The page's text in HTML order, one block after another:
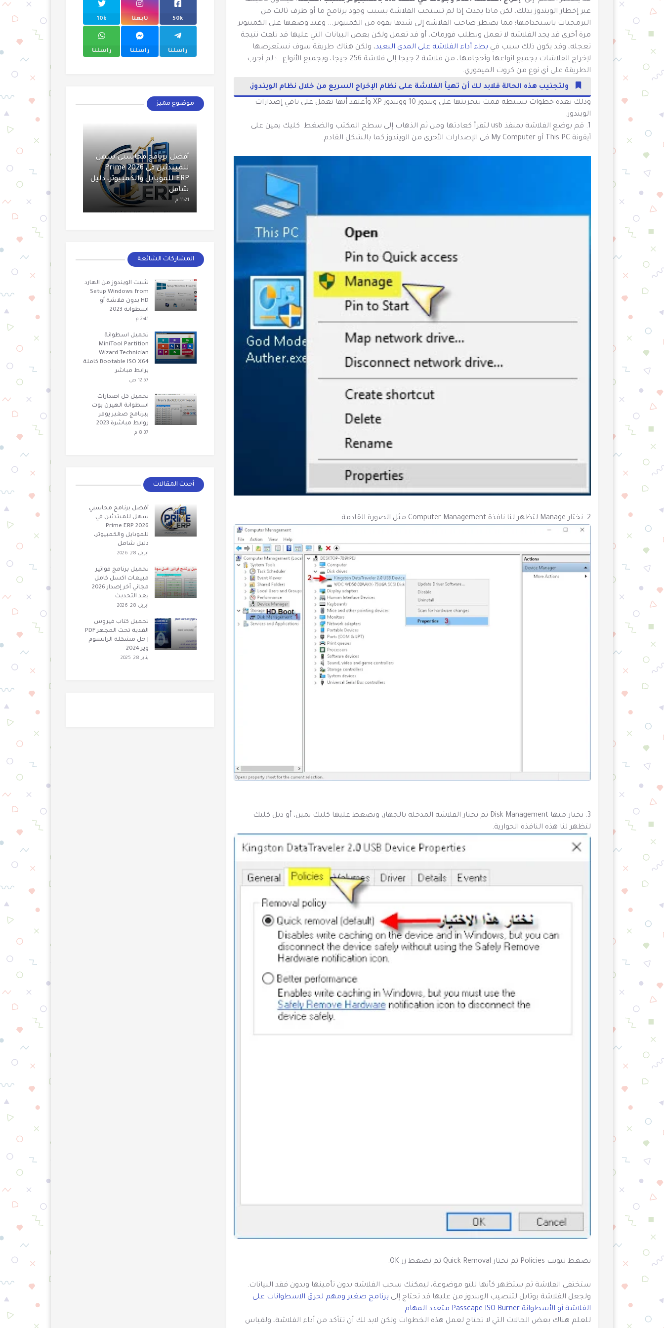
عبر إخطار الويندوز بذلك، لكن ماذا يحدث إذا لم تستجب الفلاشة بسبب وجود برنامج ما أو طرف ثالث من
البرمجيات باستخدامها؛ مما يضطر صاحب الفلاشة إلى شدها بقوة من الكمبيوتر... وعند وضعها على الكمبيوتر
مرة أخرى قد يجد الفلاشة لا تعمل وتطلب فورمات، أو قد تعمل ولكن بعض البيانات التي عليها قد تلفت نتيجة
تعجله، وقد يكون ذلك سبب في بطء أداء الفلاشة على المدى البعيد، ولكن هناك طريقة سوف نستعرضها
لإخراج الفلاشات بجميع انواعها وأحجامها، من فلاشة 2 جيجا إلى فلاشة 256 جيجا، وبجميع الأنواع...؛ لم أجرب
الطريقة على أي نوع من كروت الميموري.
ولتجنيب هذه الحالة فلابد لك أن تهيأ الفلاشة على نظام الإخراج السريع من خلال نظام الويندوز.
وذلك بعدة خطوات بسيطة قمت بتجربتها على ويندوز 10 وويندوز XP وأعتقد أنها تعمل على باقي إصدارات
الويندوز.
1. قم بوضع الفلاشة بمنفذ usb لتقرأ كعادتها ومن ثم الذهاب إلى سطح المكتب والضغط كليك يمين على
أيقونة This PC أو My Computer في الإصدارات الأخرى من الويندوز كما بالشكل القادم.
2. نختار Manage لتظهر لنا نافذة Computer Management مثل الصورة القادمة.
3. نختار منها Disk Management ثم نختار الفلاشة المدخلة بالجهاز، ونضغط عليها كليك يمين، أو دبل كليك
لتظهر لنا هذه النافذة الحوارية.
نضغط تبويب Policies ثم نختار Quick Removal ثم نضغط زر OK.
ستختفي الفلاشة ثم ستظهر كأنها للتو موضوعة، ليمكنك سحب الفلاشة بدون تأمينها وبدون فقد البيانات.
ولجعل الفلاشة بوتابل لتنصيب الويندوز من عليها قد تحتاج إلى برنامج صغير ومهم لحرق الاسطوانات على
الفلاشة أو الأسطوانة Passcape ISO Burner متعدد المهام
للعلم هناك بعض الحالات التي لا تحتاج لعمل هذه الخطوات ولكن لابد لك أن تتأكد من أداء الفلاشة، ولقياس
50k تابعنا 10k
راسلنا راسلنا راسلنا
موضوع مميز
أفضل برنامج محاسبي سهل
للمبتدئين في 2026 Prime
ERP للموبايل والكمبيوتر، دليل
شامل
11:21 م
المشاركات الشائعة
تثبيت الويندوز من الهارد
Setup Windows from
HD بدون فلاشة أو
اسطوانة 2023
2:41 م
تحميل اسطوانة
MiniTool Partition
Wizard Technician
Bootable ISO X64 كاملة
برابط مباشر
12:57 ص
تحميل كل اصدارات
اسطوانة الهيرن بوت
ببرنامج صغير يوفر
روابط مباشرة 2023
8:37 م
أحدث المقالات
أفضل برنامج محاسبي
سهل للمبتدئين في
2026 Prime ERP
للموبايل والكمبيوتر،
دليل شامل
ابريل 28, 2026
تحميل برنامج فواتير
مبيعات اكسل كامل
مجاني آخر إصدار 2026
بعد التحديث
ابريل 28, 2026
تحميل كتاب فيروس
الفدية تحت المجهر PDF
| حل مشكلة الرانسوم
وير 2024
يناير 28, 2025